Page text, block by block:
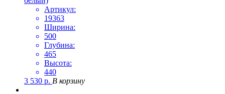
Артикул:
19363
Ширина:
500
Глубина:
465
Высота:
440
3 530 р. В корзину